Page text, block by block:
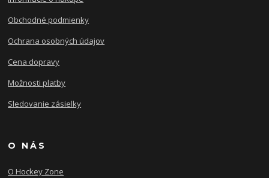
Obchodné podmienky
Ochrana osobných údajov
Cena dopravy
Možnosti platby
Sledovanie zásielky
O NÁS
O Hockey Zone